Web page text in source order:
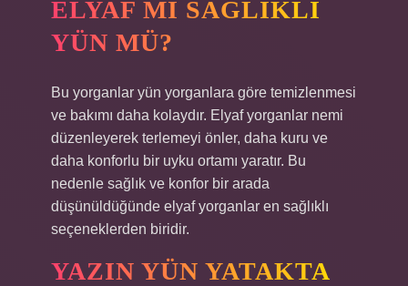
ELYAF MI SAĞLIKLI
YÜN MÜ?
Bu yorganlar yün yorganlara göre temizlenmesi
ve bakımı daha kolaydır. Elyaf yorganlar nemi
düzenleyerek terlemeyi önler, daha kuru ve
daha konforlu bir uyku ortamı yaratır. Bu
nedenle sağlık ve konfor bir arada
düşünüldüğünde elyaf yorganlar en sağlıklı
seçeneklerden biridir.
YAZIN YÜN YATAKTA